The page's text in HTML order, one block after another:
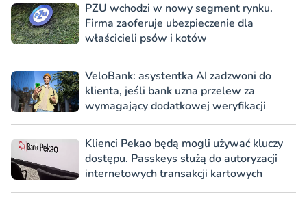
PZU wchodzi w nowy segment rynku.
Firma zaoferuje ubezpieczenie dla
właścicieli psów i kotów
VeloBank: asystentka AI zadzwoni do
klienta, jeśli bank uzna przelew za
wymagający dodatkowej weryfikacji
Klienci Pekao będą mogli używać kluczy
dostępu. Passkeys służą do autoryzacji
internetowych transakcji kartowych